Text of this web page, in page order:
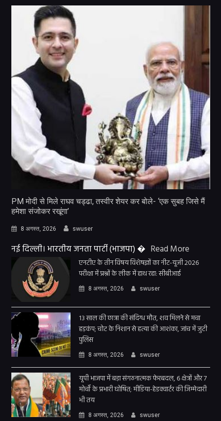
PM मोदी से मिले राघव चड्ढा, तस्वीर शेयर कर बोले- ‘एक सुबह जिसे मैं
हमेशा संजोकर रखूंगा’
8 अगस्त, 2026 swuser
नई दिल्ली। भारतीय जनता पार्टी (भाजपा) � Read More
एनटीए के तीन विषय विशेषज्ञों का नीट-यूजी 2026
परीक्षा में प्रश्नों के लीक में हाथ रहा: सीबीआई
8 अगस्त, 2026 swuser
13 साल की छात्रा की संदिग्ध मौत, शव मिलने से मचा
हड़कंप; चोट के निशान से हत्या की आशंका, जांच में जुटी
पुलिस
8 अगस्त, 2026 swuser
यूपी भाजपा में बड़ा संगठनात्मक फेरबदल, 6 क्षेत्रों और 7
मोर्चों के प्रभारी घोषित; मीडिया-हेडक्वार्टर की जिम्मेदारी
भी तय
8 अगस्त, 2026 swuser